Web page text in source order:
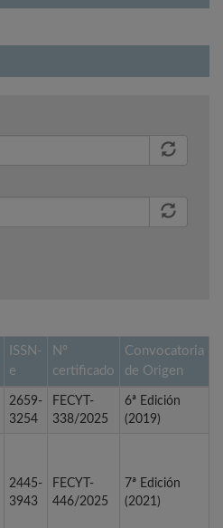
ISSN-
e
Nº
certificado
Convocatoria
de Origen
2659-
3254
FECYT-
338/2025
6ª Edición
(2019)
2445-
3943
FECYT-
446/2025
7ª Edición
(2021)